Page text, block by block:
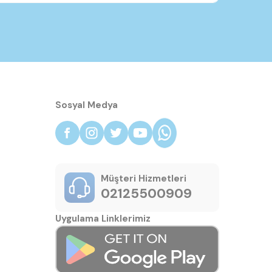
Sosyal Medya
Müşteri Hizmetleri
02125500909
Uygulama Linklerimiz